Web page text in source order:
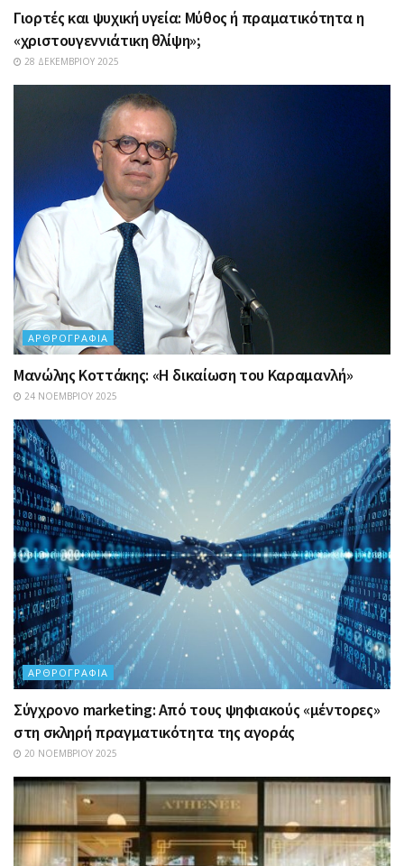
Γιορτές και ψυχική υγεία: Μύθος ή πραματικότητα η
«χριστουγεννιάτικη θλίψη»;
28 ΔΕΚΕΜΒΡΊΟΥ 2025
ΑΡΘΡΟΓΡΑΦΊΑ
Μανώλης Κοττάκης: «Η δικαίωση του Καραμανλή»
24 ΝΟΕΜΒΡΊΟΥ 2025
ΑΡΘΡΟΓΡΑΦΊΑ
Σύγχρονο marketing: Από τους ψηφιακούς «μέντορες»
στη σκληρή πραγματικότητα της αγοράς
20 ΝΟΕΜΒΡΊΟΥ 2025